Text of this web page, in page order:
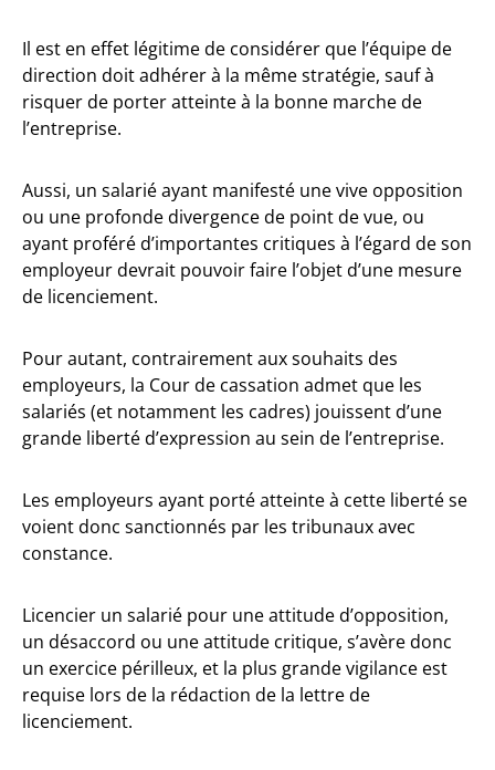
Il est en effet légitime de considérer que l’équipe de
direction doit adhérer à la même stratégie, sauf à
risquer de porter atteinte à la bonne marche de
l’entreprise.
Aussi, un salarié ayant manifesté une vive opposition
ou une profonde divergence de point de vue, ou
ayant proféré d’importantes critiques à l’égard de son
employeur devrait pouvoir faire l’objet d’une mesure
de licenciement.
Pour autant, contrairement aux souhaits des
employeurs, la Cour de cassation admet que les
salariés (et notamment les cadres) jouissent d’une
grande liberté d’expression au sein de l’entreprise.
Les employeurs ayant porté atteinte à cette liberté se
voient donc sanctionnés par les tribunaux avec
constance.
Licencier un salarié pour une attitude d’opposition,
un désaccord ou une attitude critique, s’avère donc
un exercice périlleux, et la plus grande vigilance est
requise lors de la rédaction de la lettre de
licenciement.